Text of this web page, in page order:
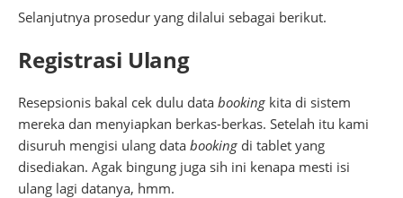
Selanjutnya prosedur yang dilalui sebagai berikut.
Registrasi Ulang
Resepsionis bakal cek dulu data booking kita di sistem
mereka dan menyiapkan berkas-berkas. Setelah itu kami
disuruh mengisi ulang data booking di tablet yang
disediakan. Agak bingung juga sih ini kenapa mesti isi
ulang lagi datanya, hmm.